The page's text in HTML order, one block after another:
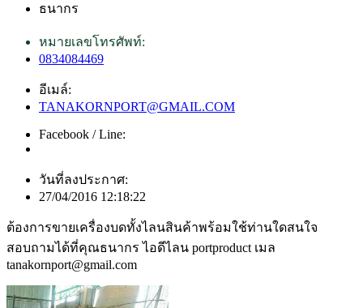
ธนากร
หมายเลขโทรศัพท์:
0834084469
อีเมล์:
TANAKORNPORT@GMAIL.COM
Facebook / Line:
วันที่ลงประกาศ:
27/04/2016 12:18:22
ต้องการขายเครื่องบดทั้งไลนสินค้าพร้อมใช้ท่านใดสนใจ
สอบถามได้ที่คุณธนากร ไอดีไลน portproduct เมล
tanakornport@gmail.com